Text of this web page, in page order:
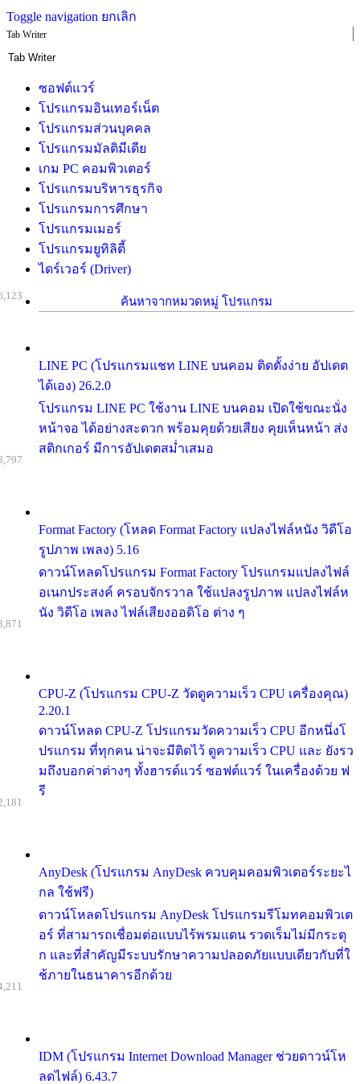
Toggle navigation ยกเลิก
Tab Writer
ซอฟต์แวร์
โปรแกรมอินเทอร์เน็ต
โปรแกรมส่วนบุคคล
โปรแกรมมัลติมีเดีย
เกม PC คอมพิวเตอร์
โปรแกรมบริหารธุรกิจ
โปรแกรมการศึกษา
โปรแกรมเมอร์
โปรแกรมยูทิลิตี้
ไดร์เวอร์ (Driver)
ค้นหาจากหมวดหมู่ โปรแกรม
LINE PC (โปรแกรมแชท LINE บนคอม ติดตั้งง่าย อัปเดต
ได้เอง) 26.2.0
โปรแกรม LINE PC ใช้งาน LINE บนคอม เปิดใช้ขณะนั่ง
หน้าจอ ได้อย่างสะดวก พร้อมคุยด้วยเสียง คุยเห็นหน้า ส่ง
สติกเกอร์ มีการอัปเดตสม่ำเสมอ
Format Factory (โหลด Format Factory แปลงไฟล์หนัง วิดีโอ
รูปภาพ เพลง) 5.16
ดาวน์โหลดโปรแกรม Format Factory โปรแกรมแปลงไฟล์
อเนกประสงค์ ครอบจักรวาล ใช้แปลงรูปภาพ แปลงไฟล์ห
นัง วิดีโอ เพลง ไฟล์เสียงออดิโอ ต่าง ๆ
CPU-Z (โปรแกรม CPU-Z วัดดูความเร็ว CPU เครื่องคุณ)
2.20.1
ดาวน์โหลด CPU-Z โปรแกรมวัดความเร็ว CPU อีกหนึ่งโ
ปรแกรม ที่ทุกคน น่าจะมีติดไว้ ดูความเร็ว CPU และ ยังรว
มถึงบอกค่าต่างๆ ทั้งฮารด์แวร์ ซอฟต์แวร์ ในเครื่องด้วย ฟ
รี
AnyDesk (โปรแกรม AnyDesk ควบคุมคอมพิวเตอร์ระยะไ
กล ใช้ฟรี)
ดาวน์โหลดโปรแกรม AnyDesk โปรแกรมรีโมทคอมพิวเต
อร์ ที่สามารถเชื่อมต่อแบบไร้พรมแดน รวดเร็มไม่มีกระตุ
ก และที่สำคัญมีระบบรักษาความปลอดภัยแบบเดียวกับที่ใ
ช้ภายในธนาคารอีกด้วย
IDM (โปรแกรม Internet Download Manager ช่วยดาวน์โห
ลดไฟล์) 6.43.7